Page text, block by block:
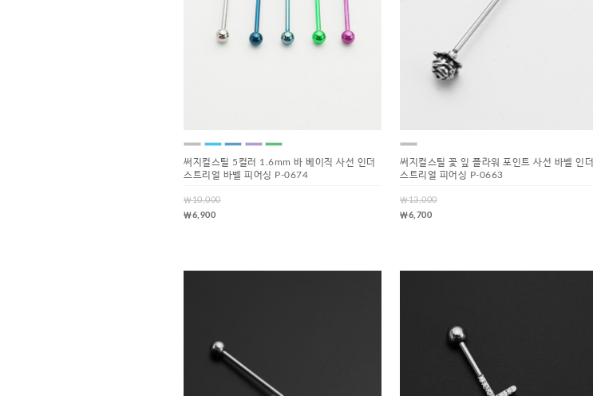
써지컬스틸 5컬러 1.6mm 바 베이직 사선 인더
스트리얼 바벨 피어싱 P-0674
￦10,000
￦6,900
써지컬스틸 꽃 잎 플라워 포인트 사선 바벨 인더
스트리얼 피어싱 P-0663
￦13,000
￦6,700